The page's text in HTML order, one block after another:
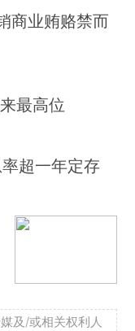
商业贿赂禁而
最高位
超一年定存
及/或相关权利人